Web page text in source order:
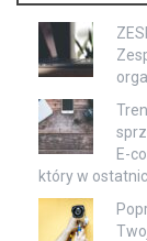
E-
który w